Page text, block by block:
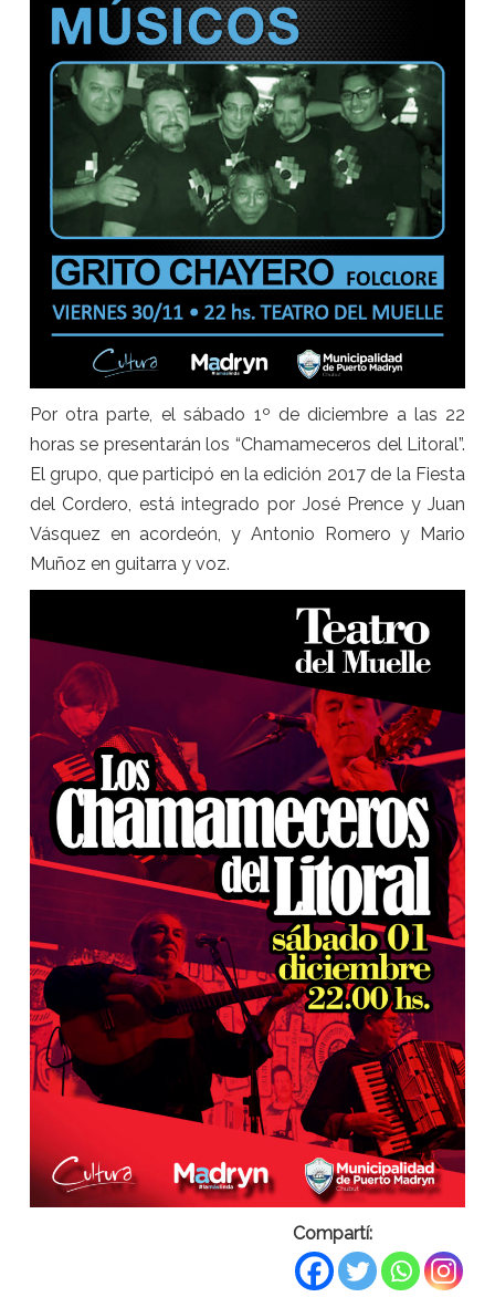
Por otra parte, el sábado 1º de diciembre a las 22
horas se presentarán los “Chamameceros del Litoral”.
El grupo, que participó en la edición 2017 de la Fiesta
del Cordero, está integrado por José Prence y Juan
Vásquez en acordeón, y Antonio Romero y Mario
Muñoz en guitarra y voz.
Compartí: